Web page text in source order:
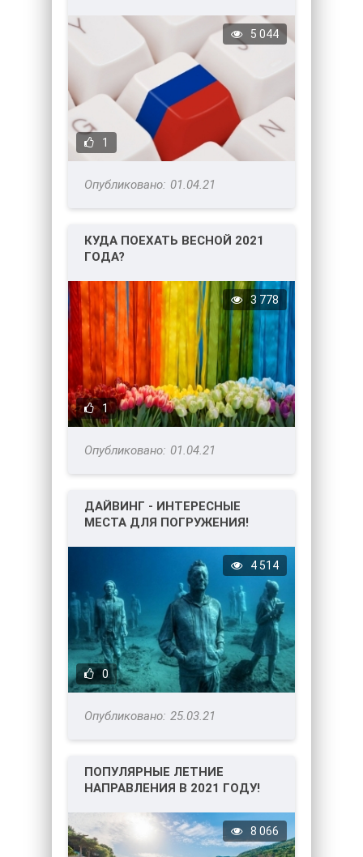
1
5 044
01.04.21
КУДА ПОЕХАТЬ ВЕСНОЙ 2021
ГОДА?
1
3 778
01.04.21
ДАЙВИНГ - ИНТЕРЕСНЫЕ
МЕСТА ДЛЯ ПОГРУЖЕНИЯ!
0
4 514
25.03.21
ПОПУЛЯРНЫЕ ЛЕТНИЕ
НАПРАВЛЕНИЯ В 2021 ГОДУ!
8 066